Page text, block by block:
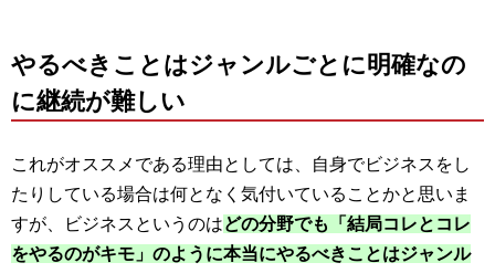
やるべきことはジャンルごとに明確なの
に継続が難しい
これがオススメである理由としては、自身でビジネスをし
たりしている場合は何となく気付いていることかと思いま
すが、ビジネスというのはどの分野でも「結局コレとコレ
をやるのがキモ」のように本当にやるべきことはジャンル